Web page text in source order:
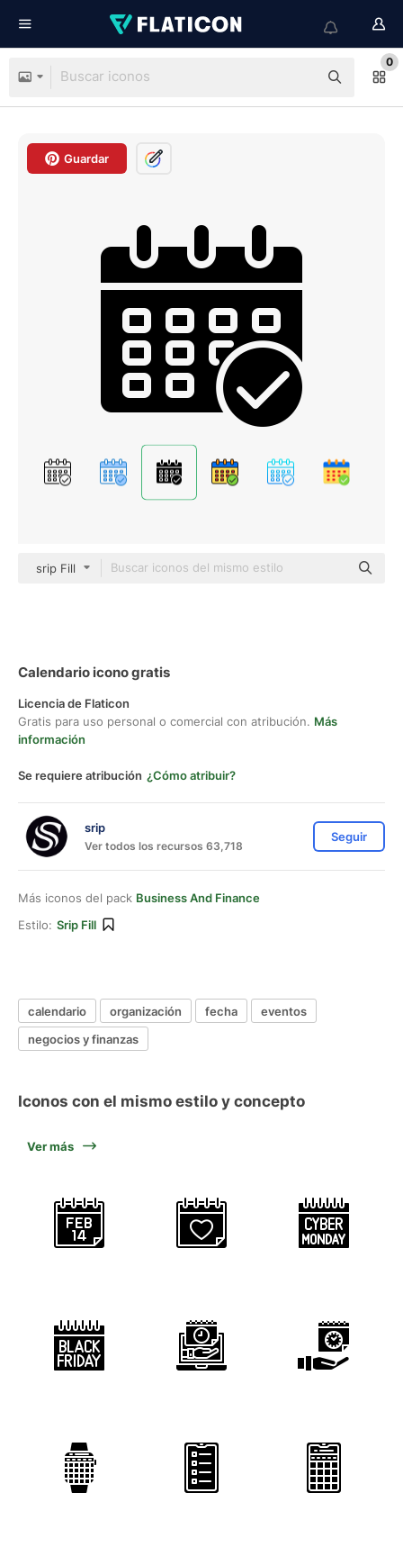
0
Guardar
srip Fill
Calendario icono gratis
Licencia de Flaticon
Gratis para uso personal o comercial con atribución. Más
información
Se requiere atribución ¿Cómo atribuir?
srip
Ver todos los recursos 63,718
Seguir
Más iconos del pack Business And Finance
Estilo: Srip Fill
calendario organización fecha
eventos
negocios y finanzas
Iconos con el mismo estilo y concepto
Ver más